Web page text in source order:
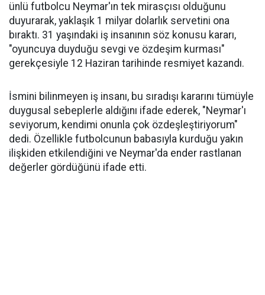
ünlü futbolcu Neymar'ın tek mirasçısı olduğunu
duyurarak, yaklaşık 1 milyar dolarlık servetini ona
bıraktı. 31 yaşındaki iş insanının söz konusu kararı,
"oyuncuya duyduğu sevgi ve özdeşim kurması"
gerekçesiyle 12 Haziran tarihinde resmiyet kazandı.
İsmini bilinmeyen iş insanı, bu sıradışı kararını tümüyle
duygusal sebeplerle aldığını ifade ederek, "Neymar'ı
seviyorum, kendimi onunla çok özdeşleştiriyorum"
dedi. Özellikle futbolcunun babasıyla kurduğu yakın
ilişkiden etkilendiğini ve Neymar'da ender rastlanan
değerler gördüğünü ifade etti.